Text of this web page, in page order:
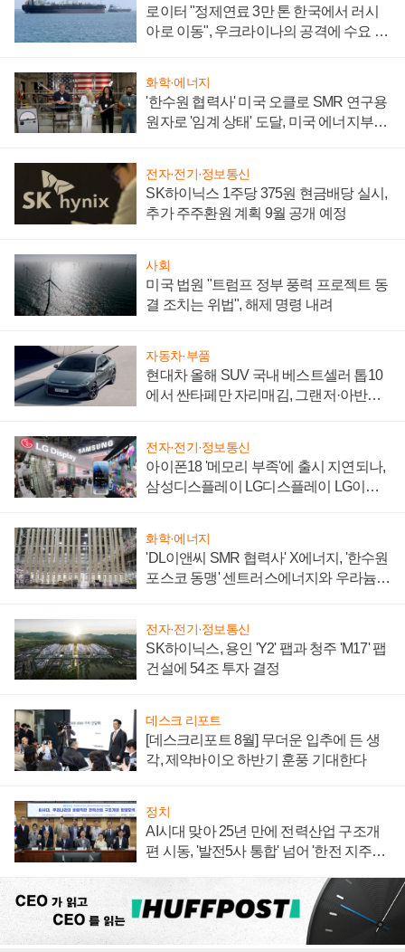
로이터 "정제연료 3만 톤 한국에서 러시
아로 이동", 우크라이나의 공격에 수요 늘
화학·에너지
'한수원 협력사' 미국 오클로 SMR 연구용
원자로 '임계 상태' 도달, 미국 에너지부
전자·전기·정보통신
SK하이닉스 1주당 375원 현금배당 실시,
추가 주주환원 계획 9월 공개 예정
사회
미국 법원 "트럼프 정부 풍력 프로젝트 동
결 조치는 위법", 해제 명령 내려
자동차·부품
현대차 올해 SUV 국내 베스트셀러 톱10
에서 싼타페만 자리매김, 그랜저·아반떼
전자·전기·정보통신
아이폰18 '메모리 부족'에 출시 지연되나,
삼성디스플레이 LG디스플레이 LG이노
화학·에너지
'DL이앤씨 SMR 협력사' X에너지, '한수원
포스코 동맹' 센트러스에너지와 우라늄
전자·전기·정보통신
SK하이닉스, 용인 'Y2' 팹과 청주 'M17' 팹
건설에 54조 투자 결정
데스크 리포트
[데스크리포트 8월] 무더운 입추에 든 생
각, 제약바이오 하반기 훈풍 기대한다
정치
AI시대 맞아 25년 만에 전력산업 구조개
편 시동, '발전5사 통합' 넘어 '한전 지주사'